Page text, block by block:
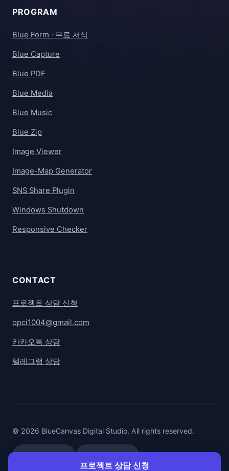
프로젝트 상담 신청
PROGRAM
Blue Form · 무료 서식
Blue Capture
Blue PDF
Blue Media
Blue Music
Blue Zip
Image Viewer
Image-Map Generator
SNS Share Plugin
Windows Shutdown
Responsive Checker
CONTACT
프로젝트 상담 신청
opci1004@gmail.com
카카오톡 상담
텔레그램 상담
© 2026 BlueCanvas Digital Studio. All rights reserved.